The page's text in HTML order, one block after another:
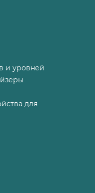
и уровней
для